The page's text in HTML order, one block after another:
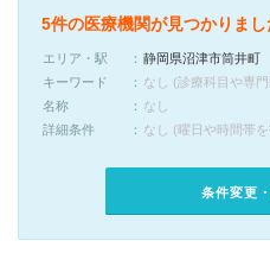
5件の医療機関が見つかりまし
エリア・駅
静岡県沼津市筒井町
キーワード
なし (診療科目や専
名称
なし
詳細条件
なし (曜日や時間帯
条件変更